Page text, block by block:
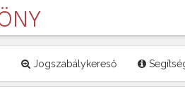
Jogszabálykereső